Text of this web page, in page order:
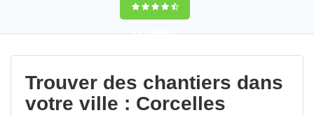
9,5(100%)42
votes
Trouver des chantiers dans
votre ville : Corcelles